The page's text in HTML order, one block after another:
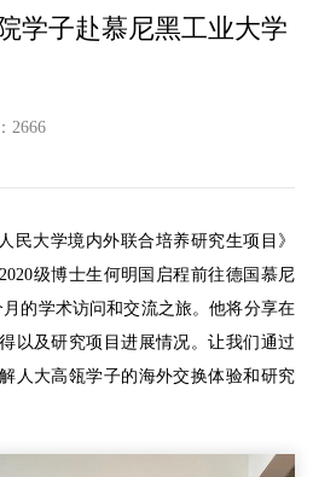
学子赴慕尼黑工业大学
2666
民大学境内外联合培养研究生项目》
级博士生何明国启程前往德国慕尼
的学术访问和交流之旅。他将分享在
以及研究项目进展情况。让我们通过
人大高瓴学子的海外交换体验和研究